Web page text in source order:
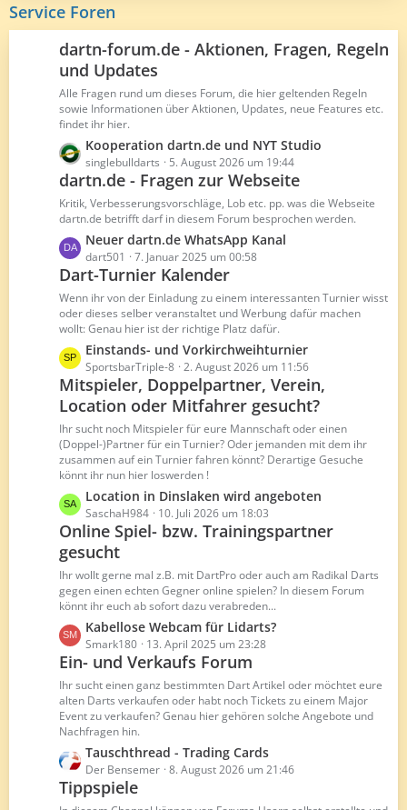
t
ä
g
e
t
e
B
e
i
t
r
ä
g
e
Service Foren
dartn-forum.de - Aktionen, Fragen, Regeln
und Updates
Alle Fragen rund um dieses Forum, die hier geltenden Regeln
sowie Informationen über Aktionen, Updates, neue Features etc.
findet ihr hier.
L
e
t
z
t
e
B
e
i
t
r
ä
g
e
Kooperation dartn.de und NYT Studio
singlebulldarts 5. August 2026 um 19:44
dartn.de - Fragen zur Webseite
Kritik, Verbesserungsvorschläge, Lob etc. pp. was die Webseite
dartn.de betrifft darf in diesem Forum besprochen werden.
L
e
t
z
t
e
B
e
i
t
r
ä
g
e
Neuer dartn.de WhatsApp Kanal
dart501 7. Januar 2025 um 00:58
Dart-Turnier Kalender
Wenn ihr von der Einladung zu einem interessanten Turnier wisst
oder dieses selber veranstaltet und Werbung dafür machen
wollt: Genau hier ist der richtige Platz dafür.
L
e
t
z
t
e
B
e
i
t
r
ä
g
e
Einstands- und Vorkirchweihturnier
SportsbarTriple-8 2. August 2026 um 11:56
Mitspieler, Doppelpartner, Verein,
Location oder Mitfahrer gesucht?
Ihr sucht noch Mitspieler für eure Mannschaft oder einen
(Doppel-)Partner für ein Turnier? Oder jemanden mit dem ihr
zusammen auf ein Turnier fahren könnt? Derartige Gesuche
könnt ihr nun hier loswerden !
L
e
t
z
t
e
B
e
i
t
r
ä
g
e
Location in Dinslaken wird angeboten
SaschaH984 10. Juli 2026 um 18:03
Online Spiel- bzw. Trainingspartner
gesucht
Ihr wollt gerne mal z.B. mit DartPro oder auch am Radikal Darts
gegen einen echten Gegner online spielen? In diesem Forum
könnt ihr euch ab sofort dazu verabreden...
L
e
t
z
t
e
B
e
i
t
Kabellose Webcam für Lidarts?
Smark180 13. April 2025 um 23:28
Ein- und Verkaufs Forum
Ihr sucht einen ganz bestimmten Dart Artikel oder möchtet eure
alten Darts verkaufen oder habt noch Tickets zu einem Major
Event zu verkaufen? Genau hier gehören solche Angebote und
Nachfragen hin.
L
e
t
Tauschthread - Trading Cards
Der Bensemer 8. August 2026 um 21:46
Tippspiele